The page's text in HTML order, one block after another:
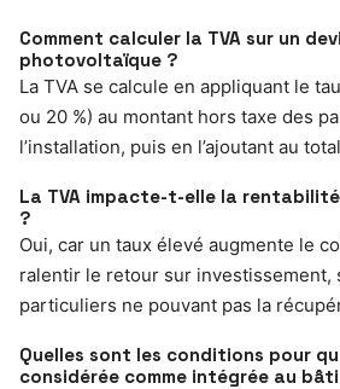
Comment calculer la TVA sur un
photovoltaïque ?
La TVA se calcule en appliquant le
ou 20 %) au montant hors taxe des
l’installation, puis en l’ajoutant au
La TVA impacte-t-elle la
?
Oui, car un taux élevé augmente le
ralentir le retour sur investissement,
particuliers ne pouvant pas la
Quelles sont les conditions pour
considérée comme intégrée au